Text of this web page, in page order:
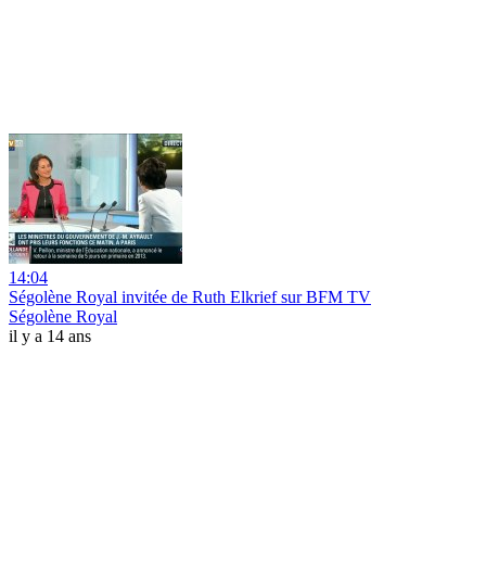
14:04
Ségolène Royal invitée de Ruth Elkrief sur BFM TV
Ségolène Royal
il y a 14 ans